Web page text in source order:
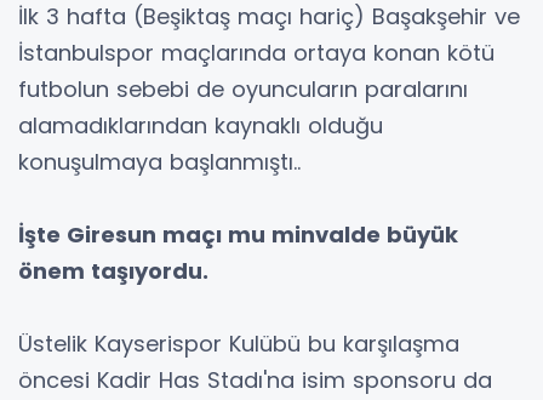
İlk 3 hafta (Beşiktaş maçı hariç) Başakşehir ve
İstanbulspor maçlarında ortaya konan kötü
futbolun sebebi de oyuncuların paralarını
alamadıklarından kaynaklı olduğu
konuşulmaya başlanmıştı..
İşte Giresun maçı mu minvalde büyük
önem taşıyordu.
Üstelik Kayserispor Kulübü bu karşılaşma
öncesi Kadir Has Stadı'na isim sponsoru da